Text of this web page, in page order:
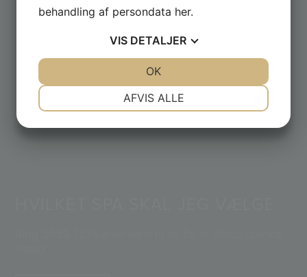
behandling af persondata her.
VIS DETALJER
AFVIS ALLE
OK